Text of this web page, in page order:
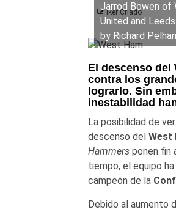
Iker Criado
Jarrod Bowen of
United and
by Richard
El descenso del
contra los
lograrlo. Sin
inestabilidad
La posibilidad de ver
descenso del West
Hammers ponen fin
tiempo, el equipo
campeón de la
Debido al aumento